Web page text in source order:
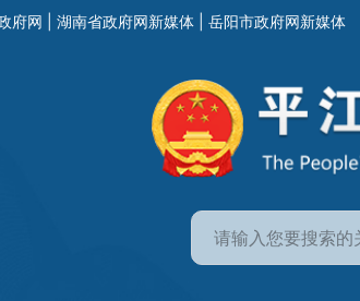
府网 湖南省政府网新媒体 岳阳市政府网新媒体